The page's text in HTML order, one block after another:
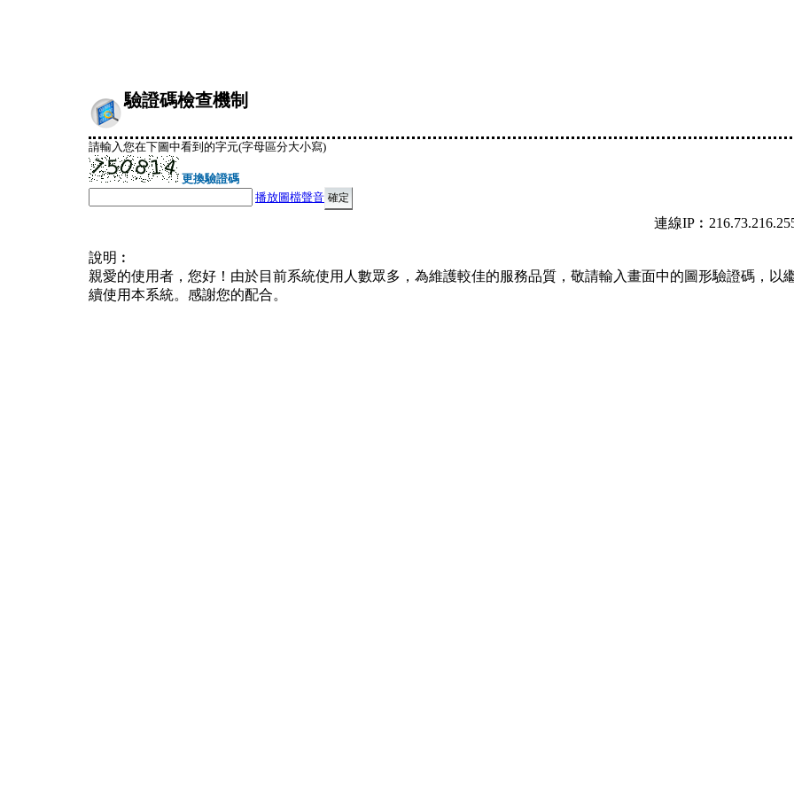
驗證碼檢查機制
請輸入您在下圖中看到的字元(字母區分大小寫)
更換驗證碼
播放圖檔聲音
連線
說明︰
親愛的使用者，您好！由於目前系統使用人數眾多，為維護較佳的服務品質，敬請輸入畫面中的圖形驗證碼，以
續使用本系統。感謝您的配合。